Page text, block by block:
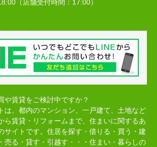
（店舗受付時間：17:00）
や賃貸をご検討中ですか？
は、都内のマンション、一戸建て、土地など
ら賃貸・リフォームまで、住まいに関するあ
サイトです。住居を探す・借りる・買う・建
売る・貸す・引越す・・・住まい・暮らしの